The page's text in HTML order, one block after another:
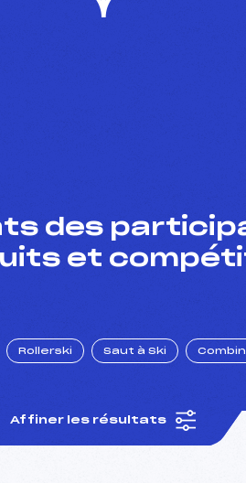
des
et
Rollerski Saut à Ski
Affiner les résultats